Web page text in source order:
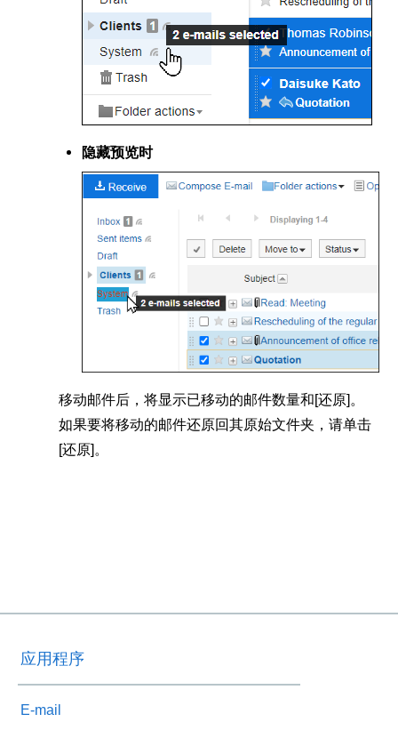
隐藏预览时
移动邮件后，将显示已移动的邮件数量和[还原]。
如果要将移动的邮件还原回其原始文件夹，请单击
[还原]。
应用程序
E-mail